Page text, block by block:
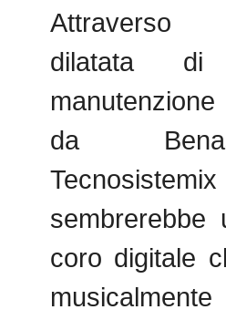
Attraverso
dilatata di
da
sembrerebbe
coro digitale